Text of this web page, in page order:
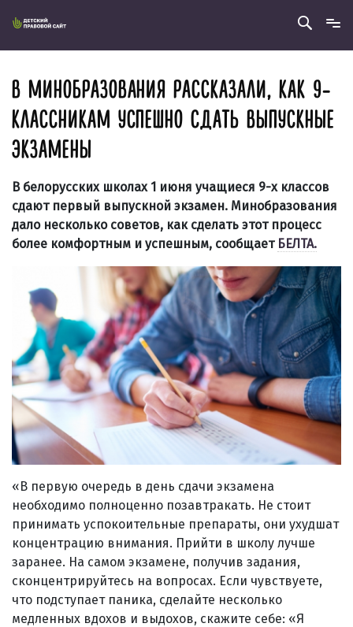
В МИНОБРАЗОВАНИЯ РАССКАЗАЛИ, КАК 9-
КЛАССНИКАМ УСПЕШНО СДАТЬ ВЫПУСКНЫЕ
ЭКЗАМЕНЫ
В белорусских школах 1 июня учащиеся 9-х классов
сдают первый выпускной экзамен. Минобразования
дало несколько советов, как сделать этот процесс
более комфортным и успешным, сообщает БЕЛТА.
«В первую очередь в день сдачи экзамена
необходимо полноценно позавтракать. Не стоит
принимать успокоительные препараты, они ухудшат
концентрацию внимания. Прийти в школу лучше
заранее. На самом экзамене, получив задания,
сконцентрируйтесь на вопросах. Если чувствуете,
что подступает паника, сделайте несколько
медленных вдохов и выдохов, скажите себе: «Я